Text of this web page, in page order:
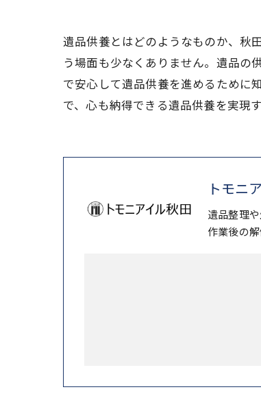
遺品供養とはどのようなものか、秋
う場面も少なくありません。遺品の
で安心して遺品供養を進めるために
で、心も納得できる遺品供養を実現
トモニ
遺品整理
作業後の